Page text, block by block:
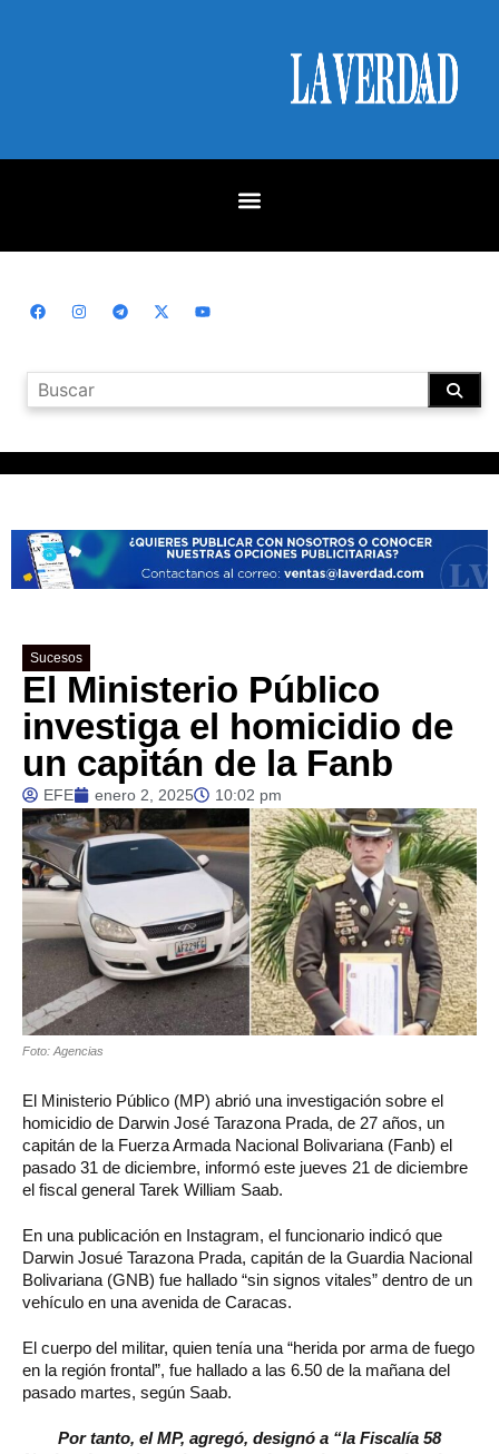
Sucesos
El Ministerio Público
investiga el homicidio de
un capitán de la Fanb
EFE enero 2, 2025 10:02 pm
Foto: Agencias
El Ministerio Público (MP) abrió una investigación sobre el
homicidio de Darwin José Tarazona Prada, de 27 años, un
capitán de la Fuerza Armada Nacional Bolivariana (Fanb) el
pasado 31 de diciembre, informó este jueves 21 de diciembre
el fiscal general Tarek William Saab.
En una publicación en Instagram, el funcionario indicó que
Darwin Josué Tarazona Prada, capitán de la Guardia Nacional
Bolivariana (GNB) fue hallado “sin signos vitales” dentro de un
vehículo en una avenida de Caracas.
El cuerpo del militar, quien tenía una “herida por arma de fuego
en la región frontal”, fue hallado a las 6.50 de la mañana del
pasado martes, según Saab.
Por tanto, el MP, agregó, designó a “la Fiscalía 58